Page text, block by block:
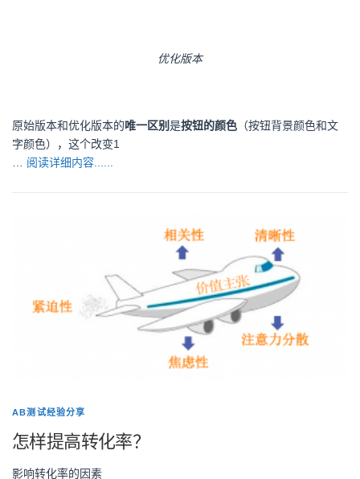
优化版本
原始版本和优化版本的唯一区别是按钮的颜色 （按钮背景颜色和文
字颜色），这个改变1
阅读详细内容......
AB测试经验分享
怎样提高转化率？
影响转化率的因素